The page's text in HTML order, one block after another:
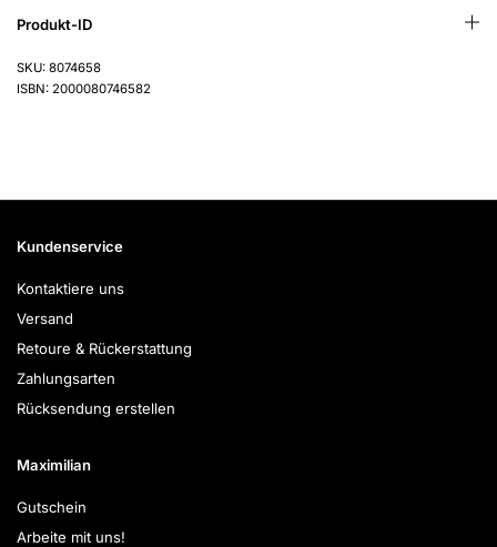
Produkt-ID
SKU: 8074658
ISBN: 2000080746582
Kundenservice
Kontaktiere uns
Versand
Retoure & Rückerstattung
Zahlungsarten
Rücksendung erstellen
Maximilian
Gutschein
Arbeite mit uns!